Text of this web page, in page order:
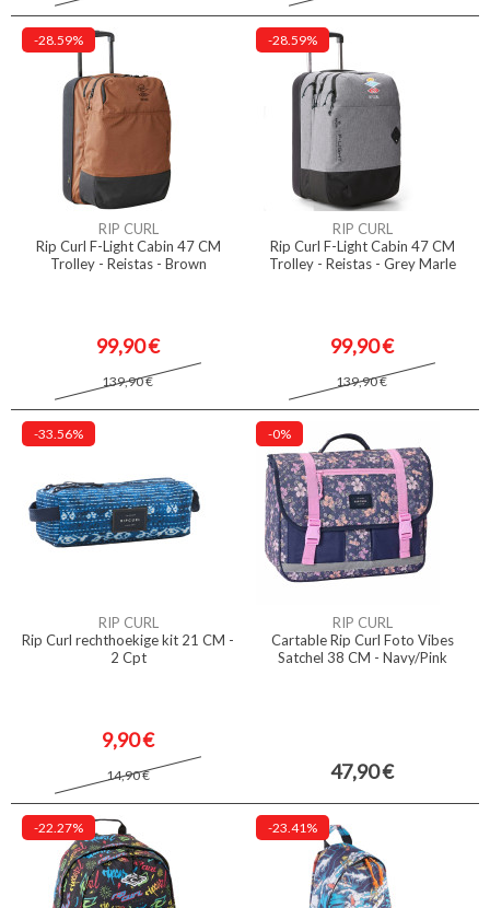
-28.59%
RIP CURL
Rip Curl F-Light Cabin 47 CM
Trolley - Reistas - Brown
99,90 €
139,90 €
-28.59%
RIP CURL
Rip Curl F-Light Cabin 47 CM
Trolley - Reistas - Grey Marle
99,90 €
139,90 €
-33.56%
RIP CURL
Rip Curl rechthoekige kit 21 CM -
2 Cpt
9,90 €
14,90 €
-0%
RIP CURL
Cartable Rip Curl Foto Vibes
Satchel 38 CM - Navy/Pink
47,90 €
-22.27% -23.41%